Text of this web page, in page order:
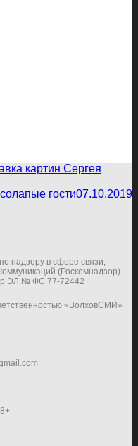
картин Сергея
гости07.10.2019
надзору в сфере связи,
(Роскомнадзор)
ЭЛ № ФС 77-72442
«ВолховСМИ»